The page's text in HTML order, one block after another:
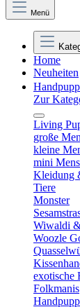
Menü
Home
Neuheiten
Zur
Living
große
kleine
mini
Kleidung
Tiere
Monster
Wiwaldi
Woozle
exotische
Folkmanis